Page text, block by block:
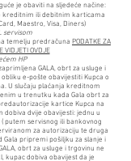
je obaviti na sljedeće načine:
kreditnim ili debitnim karticama
Maestro, Visa, Diners)
servisom
temelju predračuna PODATKE ZA
VIDJETI OVDJE
HP
GALA, obrt za usluge i
e-pošte obavijestiti Kupca o
U slučaju plaćanja kreditnom
u trenutku kada Gala obrt za
kartice Kupca na
dobiva dvije obavijesti: jednu u
putem servisnog ili bankovnog
za autorizaciju te druga
pripremi pošiljku za slanje i
obrt za usluge i trgovinu ne
kupac dobiva obavijest da je